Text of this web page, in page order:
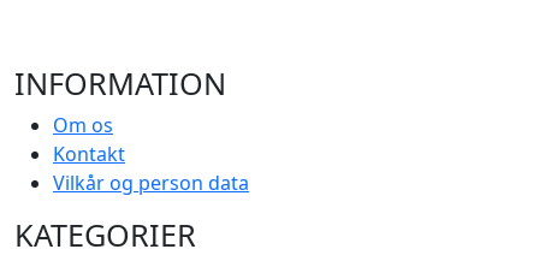
INFORMATION
Om os
Kontakt
Vilkår og person data
KATEGORIER